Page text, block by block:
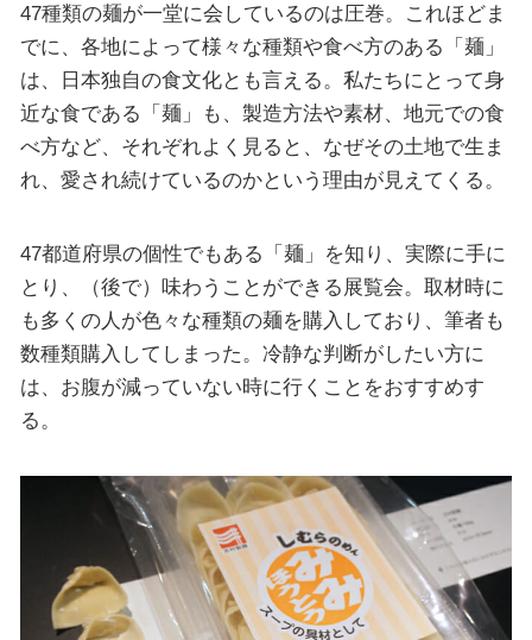
47種類の麺が一堂に会しているのは圧巻。これほどま
でに、各地によって様々な種類や食べ方のある「麺」
は、日本独自の食文化とも言える。私たちにとって身
近な食である「麺」も、製造方法や素材、地元での食
べ方など、それぞれよく見ると、なぜその土地で生ま
れ、愛され続けているのかという理由が見えてくる。
47都道府県の個性でもある「麺」を知り、実際に手に
とり、（後で）味わうことができる展覧会。取材時に
も多くの人が色々な種類の麺を購入しており、筆者も
数種類購入してしまった。冷静な判断がしたい方に
は、お腹が減っていない時に行くことをおすすめす
る。